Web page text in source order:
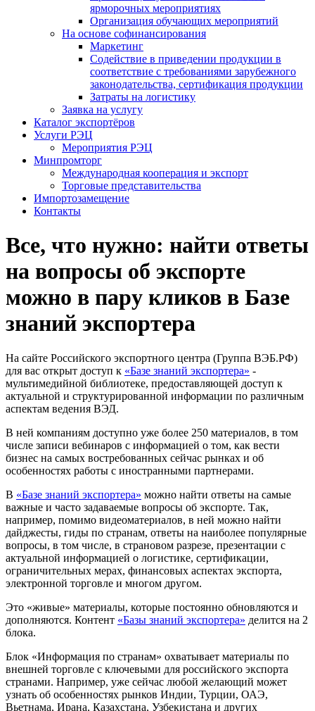
ярморочных мероприятиях
Организация обучающих мероприятий
На основе софинансирования
Маркетинг
Содействие в приведении продукции в
соответствие с требованиями зарубежного
законодательства, сертификация продукции
Затраты на логистику
Заявка на услугу
Каталог экспортёров
Услуги РЭЦ
Мероприятия РЭЦ
Минпромторг
Международная кооперация и экспорт
Торговые представительства
Импортозамещение
Контакты
Все, что нужно: найти ответы
на вопросы об экспорте
можно в пару кликов в Базе
знаний экспортера
На сайте Российского экспортного центра (Группа ВЭБ.РФ)
для вас открыт доступ к «Базе знаний экспортера» -
мультимедийной библиотеке, предоставляющей доступ к
актуальной и структурированной информации по различным
аспектам ведения ВЭД.
В ней компаниям доступно уже более 250 материалов, в том
числе записи вебинаров с информацией о том, как вести
бизнес на самых востребованных сейчас рынках и об
особенностях работы с иностранными партнерами.
В «Базе знаний экспортера» можно найти ответы на самые
важные и часто задаваемые вопросы об экспорте. Так,
например, помимо видеоматериалов, в ней можно найти
дайджесты, гиды по странам, ответы на наиболее популярные
вопросы, в том числе, в страновом разрезе, презентации с
актуальной информацией о логистике, сертификации,
ограничительных мерах, финансовых аспектах экспорта,
электронной торговле и многом другом.
Это «живые» материалы, которые постоянно обновляются и
дополняются. Контент «Базы знаний экспортера» делится на 2
блока.
Блок «Информация по странам» охватывает материалы по
внешней торговле с ключевыми для российского экспорта
странами. Например, уже сейчас любой желающий может
узнать об особенностях рынков Индии, Турции, ОАЭ,
Вьетнама, Ирана, Казахстана, Узбекистана и других